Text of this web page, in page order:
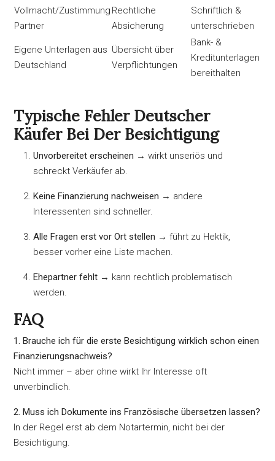
Vollmacht/Zustimmung
Partner
Rechtliche
Absicherung
Schriftlich &
unterschrieben
Eigene Unterlagen aus
Deutschland
Übersicht über
Verpflichtungen
Bank- &
Kreditunterlagen
bereithalten
Typische Fehler Deutscher
Käufer Bei Der Besichtigung
Unvorbereitet erscheinen → wirkt unseriös und
schreckt Verkäufer ab.
Keine Finanzierung nachweisen → andere
Interessenten sind schneller.
Alle Fragen erst vor Ort stellen → führt zu Hektik,
besser vorher eine Liste machen.
Ehepartner fehlt → kann rechtlich problematisch
werden.
FAQ
1. Brauche ich für die erste Besichtigung wirklich schon einen
Finanzierungsnachweis?
Nicht immer – aber ohne wirkt Ihr Interesse oft
unverbindlich.
2. Muss ich Dokumente ins Französische übersetzen lassen?
In der Regel erst ab dem Notartermin, nicht bei der
Besichtigung.